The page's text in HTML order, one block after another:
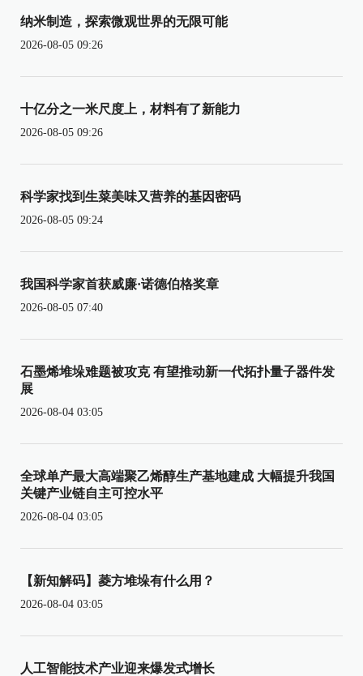
纳米制造，探索微观世界的无限可能
2026-08-05 09:26
十亿分之一米尺度上，材料有了新能力
2026-08-05 09:26
科学家找到生菜美味又营养的基因密码
2026-08-05 09:24
我国科学家首获威廉·诺德伯格奖章
2026-08-05 07:40
石墨烯堆垛难题被攻克 有望推动新一代拓扑量子器件发
展
2026-08-04 03:05
全球单产最大高端聚乙烯醇生产基地建成 大幅提升我国
关键产业链自主可控水平
2026-08-04 03:05
【新知解码】菱方堆垛有什么用？
2026-08-04 03:05
人工智能技术产业迎来爆发式增长